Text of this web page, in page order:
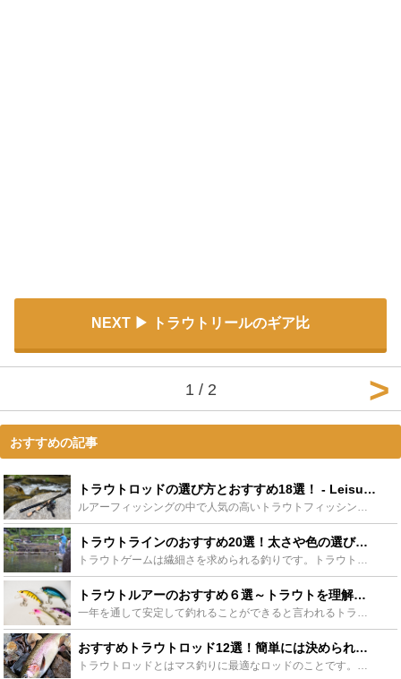
NEXT トラウトリールのギア比
1 / 2
おすすめの記事
トラウトロッドの選び方とおすすめ18選！ - Leisurego(レジャーゴー)
トラウトラインのおすすめ20選！太さや色の選び方も！ - Leisurego(レジャーゴー)
トラウトルアーのおすすめ６選～トラウトを理解してルアーを選ぼう～ - Leisurego(レジャーゴー)
おすすめトラウトロッド12選！簡単には決められない選び方とは？ - Leisurego(レジャーゴー)